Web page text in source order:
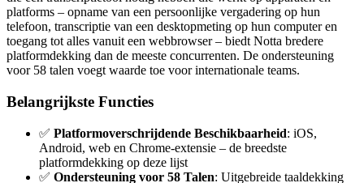
platforms – opname van een persoonlijke vergadering op hun
telefoon, transcriptie van een desktopmeting op hun computer en
toegang tot alles vanuit een webbrowser – biedt Notta bredere
platformdekking dan de meeste concurrenten. De ondersteuning
voor 58 talen voegt waarde toe voor internationale teams.
Belangrijkste Functies
✅ Platformoverschrijdende Beschikbaarheid: iOS,
Android, web en Chrome-extensie – de breedste
platformdekking op deze lijst
✅ Ondersteuning voor 58 Talen: Uitgebreide taaldekking